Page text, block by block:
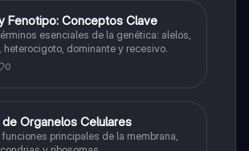
Fenotipo: Conceptos Clave
esenciales de la genética: alelos,
heterocigoto, dominante y recesivo.
0
de Organelos Celulares
principales de la membrana,